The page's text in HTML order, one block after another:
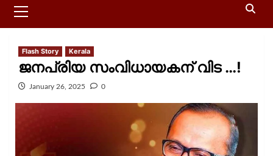
Flash Story Kerala
ജനപ്രിയ സംവിധായകന് വിട …!
January 26, 2025 0